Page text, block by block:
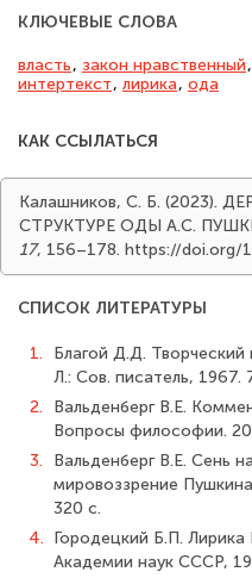
КЛЮЧЕВЫЕ СЛОВА
власть, закон нравственный,
интертекст, лирика, ода
КАК ССЫЛАТЬСЯ
Калашников, С. Б. (2023).
СТРУКТУРЕ ОДЫ А.С.
17, 156–178. https://doi.org/
СПИСОК ЛИТЕРАТУРЫ
1.
Благой Д.Д.
Л.: Сов. писатель, 1967.
2.
Вальденберг В.Е.
Вопросы философии.
3.
Вальденберг В.Е. Сень
мировоззрение
320 с.
4. Городецкий Б.П.
Академии наук СССР,